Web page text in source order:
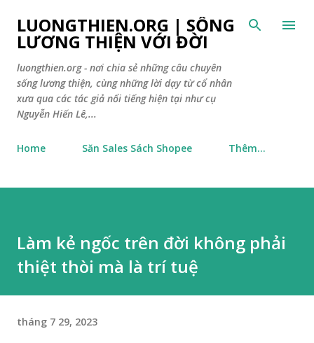
Chuyển đến nội dung chính
LUONGTHIEN.ORG | SỐNG
LƯƠNG THIỆN VỚI ĐỜI
luongthien.org - nơi chia sẻ những câu chuyên
sống lương thiện, cùng những lời dạy từ cổ nhân
xưa qua các tác giả nổi tiếng hiện tại như cụ
Nguyễn Hiến Lê,...
Home Săn Sales Sách Shopee Thêm…
Làm kẻ ngốc trên đời không phải
thiệt thòi mà là trí tuệ
tháng 7 29, 2023